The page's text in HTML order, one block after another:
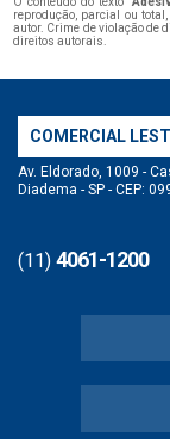
reprodução, parcial ou
autor. Crime de violação de
direitos autorais
COMERCIAL
Av. Eldorado, 1009 -
Diadema - SP - CEP:
(11) 4061-1200